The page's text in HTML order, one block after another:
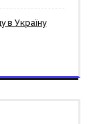
в Україну